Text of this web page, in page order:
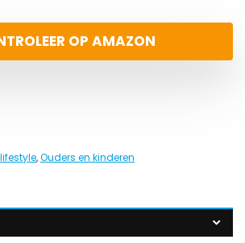
OP AMAZON
,Ouders en kinderen